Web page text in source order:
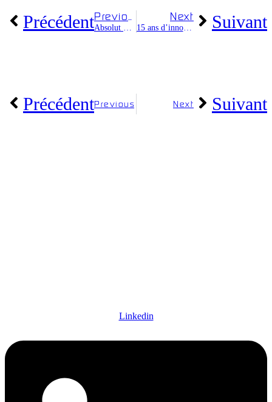
Précédent Previous
Absolut System et Safran renforcent leur partenariat !
Next
15 ans d’innovations cryogéniques Suivant
PrécédentPrevious Next Suivant
Linkedin